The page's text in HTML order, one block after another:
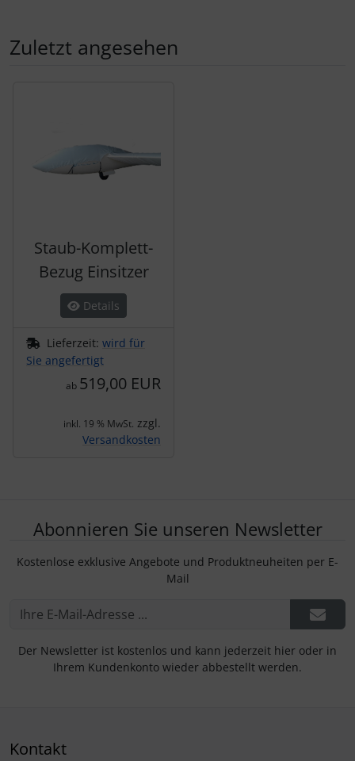
Zuletzt angesehen
Staub-Komplett-
Bezug Einsitzer
Details
Lieferzeit: wird für
Sie angefertigt
ab 519,00 EUR
inkl. 19 % MwSt. zzgl.
Versandkosten
Abonnieren Sie unseren Newsletter
Kostenlose exklusive Angebote und Produktneuheiten per E-
Mail
Der Newsletter ist kostenlos und kann jederzeit hier oder in
Ihrem Kundenkonto wieder abbestellt werden.
Kontakt